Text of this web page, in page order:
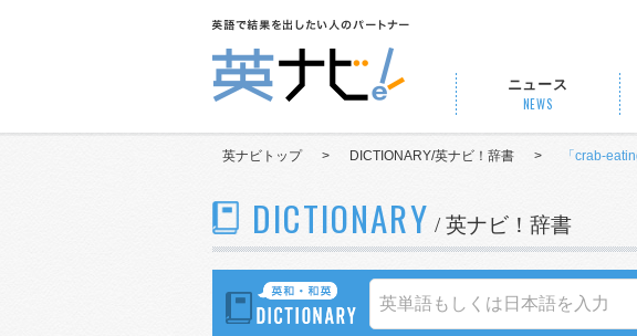
ニュース
NEWS
英ナビトップ > DICTIONARY/英ナビ！辞書 > 「crab-
DICTIONARY / 英ナビ！辞書